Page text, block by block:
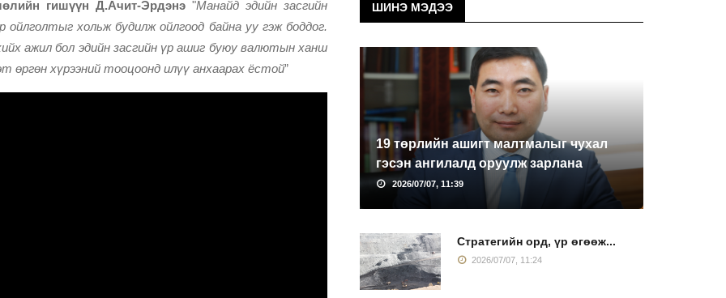
гишүүн Д.Ачит-Эрдэнэ "Манайд эдийн засгийн
ойлголтыг хольж будилж ойлгоод байна уу гэж боддог.
ажил бол эдийн засгийн үр ашиг буюу валютын ханш
өргөн хүрээний тооцоонд илүү анхаарах ёстой”
ШИНЭ МЭДЭЭ
19 төрлийн ашигт малтмалыг чухал
гэсэн ангилалд оруулж зарлана
2026/07/07, 11:39
Стратегийн орд, үр өгөөж...
2026/07/07, 11:24